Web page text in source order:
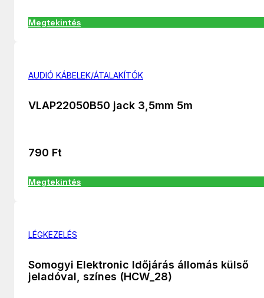
Megtekintés
AUDIÓ KÁBELEK/ÁTALAKÍTÓK
VLAP22050B50 jack 3,5mm 5m
790 Ft
Megtekintés
LÉGKEZELÉS
Somogyi Elektronic Időjárás állomás külső
jeladóval, színes (HCW_28)